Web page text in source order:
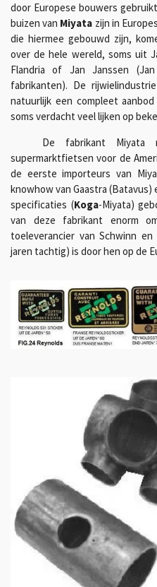
door Europese bouwers
buizen van Miyata zijn in
die hiermee gebouwd zijn,
over de hele wereld, soms uit
Flandria of Jan Janssen
fabrikanten). De
natuurlijk een compleet
soms verdacht veel lijken op
De fabrikant Miyata
supermarktfietsen voor de
de eerste importeurs van
knowhow van Gaastra
specificaties (Koga-Miyata)
van deze fabrikant enorm
toeleverancier van Schwinn
jaren tachtig) is door hen op de